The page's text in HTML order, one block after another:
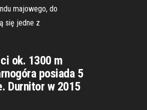
majowego, do
się jedne z
ok. 1300 m
posiada 5
Durnitor w 2015